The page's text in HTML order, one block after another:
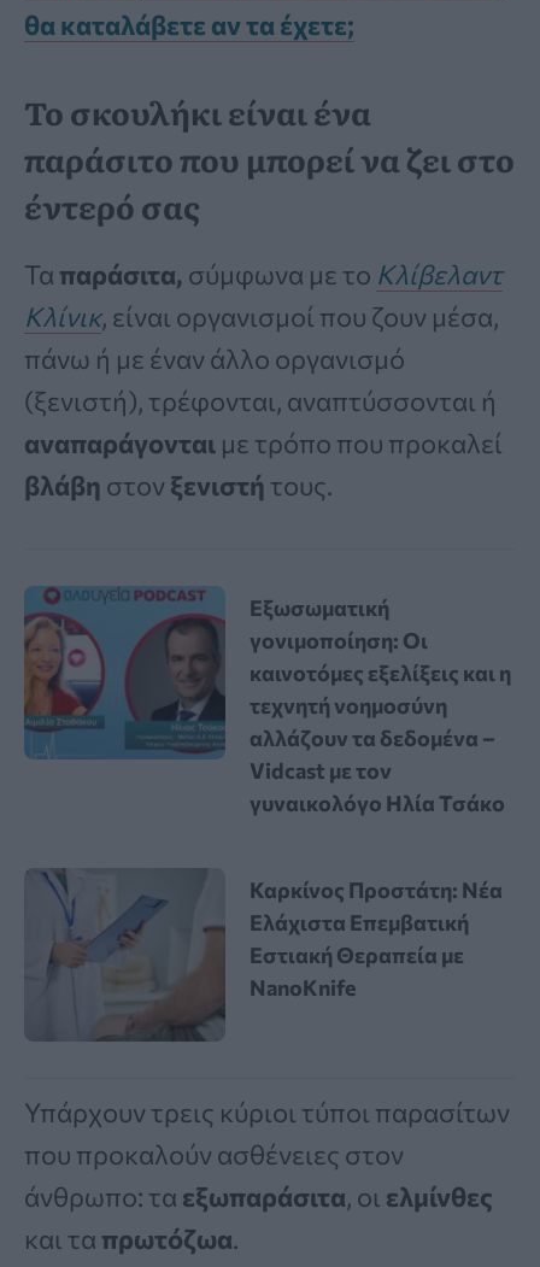
θα καταλάβετε αν τα έχετε;
Το σκουλήκι είναι ένα
παράσιτο που μπορεί να ζει στο
έντερό σας
Τα παράσιτα, σύμφωνα με το Κλίβελαντ
Κλίνικ, είναι οργανισμοί που ζουν μέσα,
πάνω ή με έναν άλλο οργανισμό
(ξενιστή), τρέφονται, αναπτύσσονται ή
αναπαράγονται με τρόπο που προκαλεί
βλάβη στον ξενιστή τους.
Εξωσωματική
γονιμοποίηση: Οι
καινοτόμες εξελίξεις και η
τεχνητή νοημοσύνη
αλλάζουν τα δεδομένα –
Vidcast με τον
γυναικολόγο Ηλία Τσάκο
Καρκίνος Προστάτη: Νέα
Ελάχιστα Επεμβατική
Εστιακή Θεραπεία με
NanoKnife
Υπάρχουν τρεις κύριοι τύποι παρασίτων
που προκαλούν ασθένειες στον
άνθρωπο: τα εξωπαράσιτα, οι ελμίνθες
και τα πρωτόζωα.